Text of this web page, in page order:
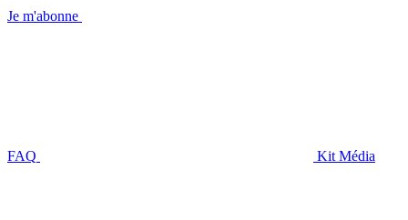
Je m'abonne
FAQ Kit Média